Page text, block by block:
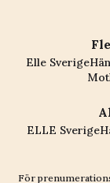
Elle Sverige
ELLE Sverige
För